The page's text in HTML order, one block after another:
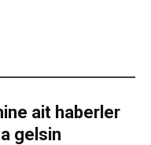
ait haberler
gelsin